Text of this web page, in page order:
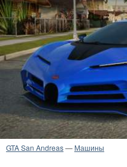
GTA San Andreas— Машины